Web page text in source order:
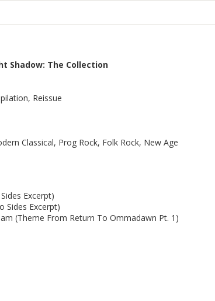
Shadow: The Collection
Reissue
Classical, Prog Rock, Folk Rock, New Age
Excerpt)
Excerpt)
(Theme From Return To Ommadawn Pt. 1)